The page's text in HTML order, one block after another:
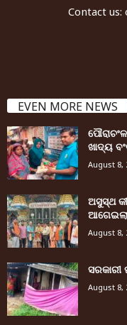
Contact us:
EVEN MORE NEWS
ଖାଦ୍ୟ
August 8,
ଅସୁସ୍ଥ
ଆଗେଇଲା
August 8,
ସରକାରୀ
August 8,